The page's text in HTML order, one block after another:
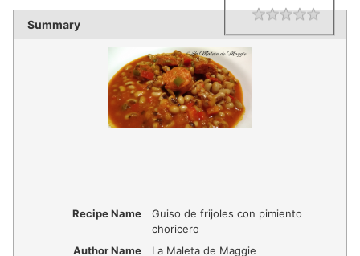
Summary Rating
Recipe Name
Guiso de frijoles con pimiento
choricero
Author Name
La Maleta de Maggie